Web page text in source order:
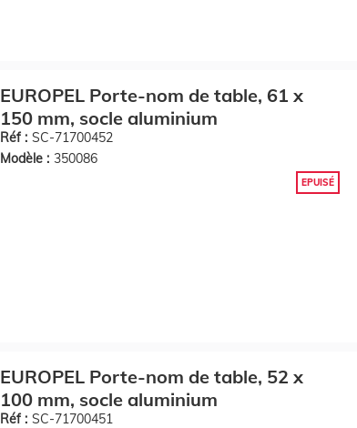
EUROPEL Porte-nom de table, 61 x
150 mm, socle aluminium
Réf : SC-71700452
Modèle : 350086
EPUISÉ
EUROPEL Porte-nom de table, 52 x
100 mm, socle aluminium
Réf : SC-71700451